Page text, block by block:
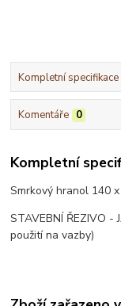
Kompletní specifikace
Komentáře 0
Kompletní
Smrkový hranol 140
STAVEBNÍ ŘEZIVO -
použití na vazby)